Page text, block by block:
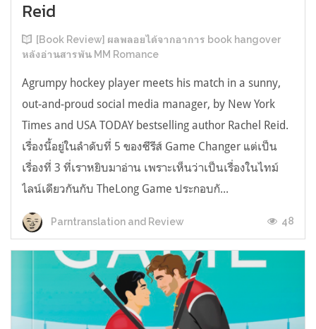
Reid
[Book Review] ผลพลอยได้จากอาการ book hangover
หลังอ่านสารพัน MM Romance
Agrumpy hockey player meets his match in a sunny,
out-and-proud social media manager, by New York
Times and USA TODAY bestselling author Rachel Reid.
เรื่องนี้อยู่ในลำดับที่ 5 ของซีรีส์ Game Changer แต่เป็น
เรื่องที่ 3 ที่เราหยิบมาอ่าน เพราะเห็นว่าเป็นเรื่องในไทม์
ไลน์เดียวกันกับ TheLong Game ประกอบกั...
Parntranslation and Review 48